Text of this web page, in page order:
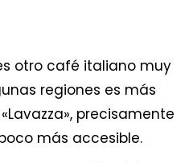
otro café italiano muy
regiones es más
precisamente
más accesible.